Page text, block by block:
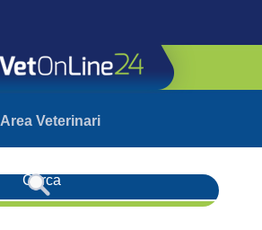
Area Veterinari